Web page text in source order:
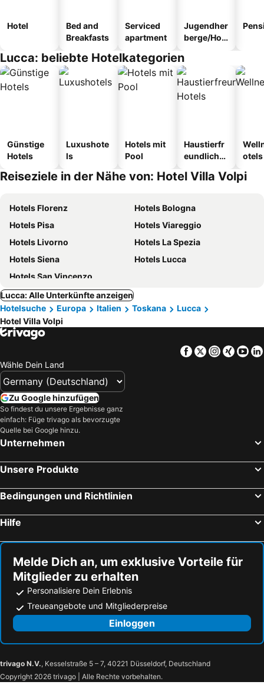
Hotel
Bed and
Breakfasts
Serviced
apartment
Jugendher
berge/Hos
Lucca: beliebte Hotelkategorien
Günstige
Hotels
Luxushote
ls
Hotels mit
Pool
Haustierfr
eundliche
otels
Reiseziele in der Nähe von: Hotel Villa Volpi
Hotels Florenz
Hotels Bologna
Hotels Pisa
Hotels Viareggio
Hotels Livorno
Hotels La Spezia
Hotels Siena
Hotels Lucca
Hotels San Vincenzo
Lucca: Alle Unterkünfte anzeigen
Hotelsuche
Europa Italien Toskana
Lucca
Hotel Villa Volpi
Facebook
TwitterXing
Wähle Dein Land
Zu Google hinzufügen
So findest du unsere Ergebnisse ganz
einfach: Füge trivago als bevorzugte
Quelle bei Google hinzu.
Unternehmen
Unsere Produkte
Bedingungen und Richtlinien
Hilfe
Melde Dich an, um exklusive Vorteile für
Mitglieder zu erhalten
Personalisiere Dein Erlebnis
Treueangebote und Mitgliederpreise
Einloggen
trivago N.V., Kesselstraße 5 – 7, 40221 Düsseldorf, Deutschland
Copyright 2026 trivago | Alle Rechte vorbehalten.